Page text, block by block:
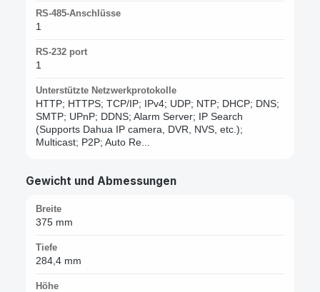
RS-485-Anschlüsse
1
RS-232 port
1
Unterstützte Netzwerkprotokolle
HTTP; HTTPS; TCP/IP; IPv4; UDP; NTP; DHCP; DNS;
SMTP; UPnP; DDNS; Alarm Server; IP Search
(Supports Dahua IP camera, DVR, NVS, etc.);
Multicast; P2P; Auto Re...
Gewicht und Abmessungen
Breite
375 mm
Tiefe
284,4 mm
Höhe